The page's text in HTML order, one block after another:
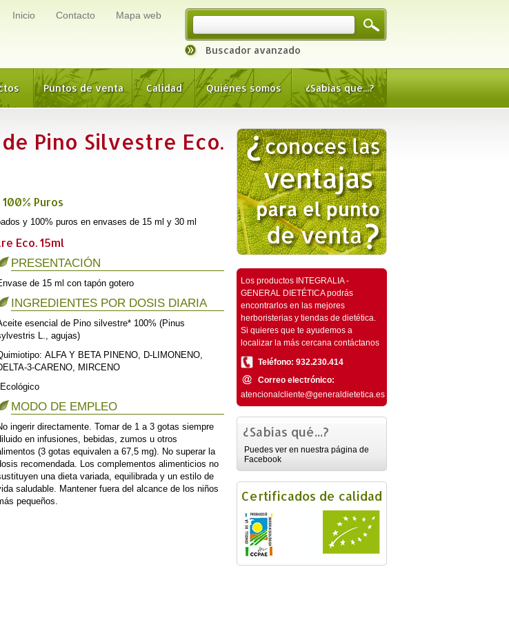
Inicio Contacto Mapa web
Buscador avanzado
Puntos de venta Calidad Quiénes somos ¿Sabías que...?
Pino Silvestre Eco.
Puros
y 100% puros en envases de 15 ml y 30 ml
Eco. 15ml
PRESENTACIÓN
de 15 ml con tapón gotero
INGREDIENTES POR DOSIS DIARIA
esencial de Pino silvestre* 100% (Pinus
L., agujas)
ALFA Y BETA PINENO, D-LIMONENO,
3-CARENO, MIRCENO
MODO DE EMPLEO
ingerir directamente. Tomar de 1 a 3 gotas siempre
en infusiones, bebidas, zumos u otros
(3 gotas equivalen a 67,5 mg). No superar la
recomendada. Los complementos alimenticios no
una dieta variada, equilibrada y un estilo de
saludable. Mantener fuera del alcance de los niños
pequeños.
Los productos INTEGRALIA -
GENERAL DIETÉTICA podrás
encontrarlos en las mejores
herboristerias y tiendas de dietética.
Si quieres que te ayudemos a
localizar la más cercana contáctanos
Teléfono: 932.230.414
Correo electrónico:
atencionalcliente@generaldietetica.es
¿Sabías qué...?
Puedes ver en nuestra página de
Facebook
Certificados de calidad